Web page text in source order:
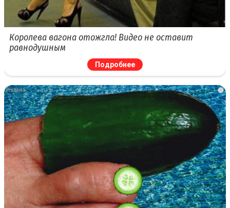
Королева вагона отожгла! Видео не оставит
равнодушным
Подробнее
i